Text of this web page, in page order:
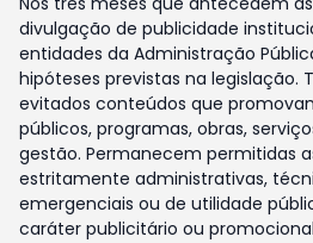
divulgação de publicidade
entidades da Administração
hipóteses previstas na legislação.
evitados conteúdos que
públicos, programas, obras,
gestão. Permanecem permitidas
estritamente administrativas,
emergenciais ou de utilidade
caráter publicitário ou